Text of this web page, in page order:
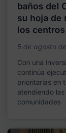
baños del
su hoja de
los
5 de agosto
Con una
continúa
prioritarias en
atendiendo
comunidades